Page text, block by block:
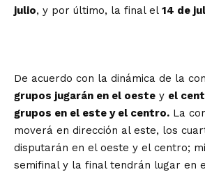
julio, y por último, la final el 14 de
De acuerdo con la dinámica de la
grupos jugarán en el oeste y el
grupos en el este y el centro. La
moverá en dirección al este, los
disputarán en el oeste y el centro;
semifinal y la final tendrán lugar en